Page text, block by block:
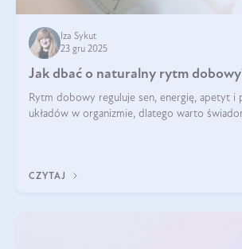
Iza Sykut
23 gru 2025
Jak dbać o naturalny rytm
Rytm dobowy reguluje sen, energię, apetyt i
układów w organizmie, dlatego warto
CZYTAJ